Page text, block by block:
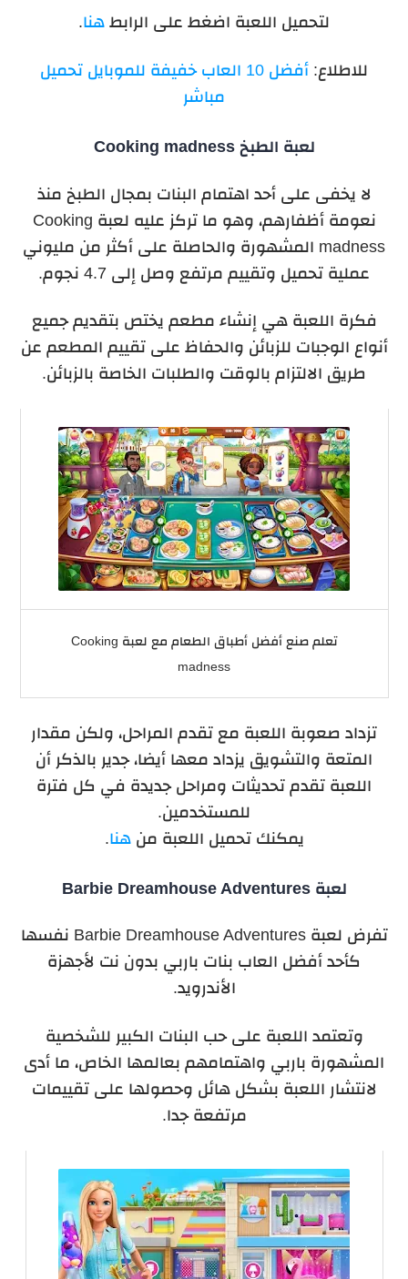
لتحميل اللعبة اضغط على الرابط هنا.
للاطلاع:
أفضل 10 العاب خفيفة للموبايل تحميل
مباشر
لعبة الطبخ Cooking madness
لا يخفى على أحد اهتمام البنات بمجال الطبخ منذ
نعومة أظفارهم، وهو ما تركز عليه لعبة Cooking
madness المشهورة والحاصلة على أكثر من مليوني
عملية تحميل وتقييم مرتفع وصل إلى 4.7 نجوم.
فكرة اللعبة هي إنشاء مطعم يختص بتقديم جميع
أنواع الوجبات للزبائن والحفاظ على تقييم المطعم عن
طريق الالتزام بالوقت والطلبات الخاصة بالزبائن.
تعلم صنع أفضل أطباق الطعام مع لعبة Cooking
madness
تزداد صعوبة اللعبة مع تقدم المراحل، ولكن مقدار
المتعة والتشويق يزداد معها أيضا، جدير بالذكر أن
اللعبة تقدم تحديثات ومراحل جديدة في كل فترة
للمستخدمين.
يمكنك تحميل اللعبة منهنا.
لعبة Barbie Dreamhouse Adventures
تفرض لعبة Barbie Dreamhouse Adventures نفسها
كأحد أفضل العاب بنات باربي بدون نت لأجهزة
الأندرويد.
وتعتمد اللعبة على حب البنات الكبير للشخصية
المشهورة باربي واهتمامهم بعالمها الخاص، ما أدى
لانتشار اللعبة بشكل هائل وحصولها على تقييمات
مرتفعة جدا.